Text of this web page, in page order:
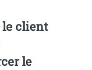
le client
le